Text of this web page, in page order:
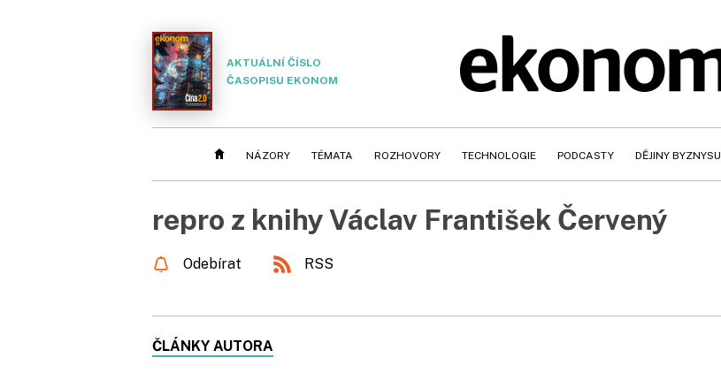
AKTUÁLNÍ ČÍSLO
ČASOPISU EKONOM
NÁZORY TÉMATA ROZHOVORY TECHNOLOGIE PODCASTY DĚJINY BYZNYSU
repro z knihy Václav František Červený
Odebírat RSS
ČLÁNKY AUTORA